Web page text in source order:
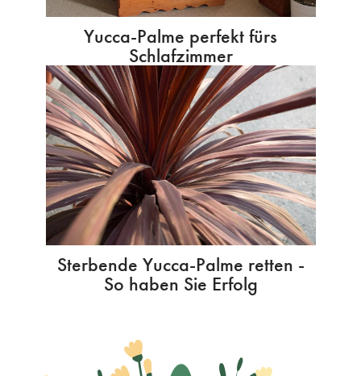
Yucca-Palme perfekt fürs
Schlafzimmer
Sterbende Yucca-Palme retten -
So haben Sie Erfolg